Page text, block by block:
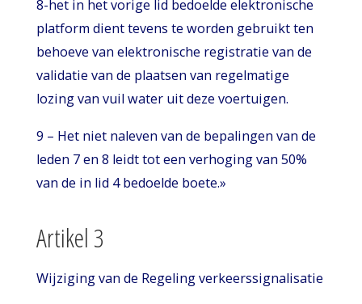
8-het in het vorige lid bedoelde elektronische
platform dient tevens te worden gebruikt ten
behoeve van elektronische registratie van de
validatie van de plaatsen van regelmatige
lozing van vuil water uit deze voertuigen.
9 – Het niet naleven van de bepalingen van de
leden 7 en 8 leidt tot een verhoging van 50%
van de in lid 4 bedoelde boete.»
Artikel 3
Wijziging van de Regeling verkeerssignalisatie